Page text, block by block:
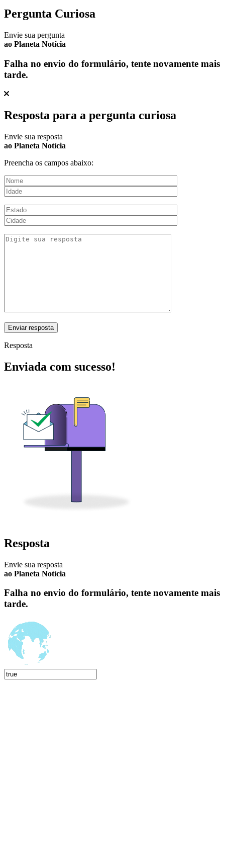
Pergunta Curiosa
Envie sua pergunta
ao Planeta Notícia
Falha no envio do formulário, tente novamente mais
tarde.
Resposta para a pergunta curiosa
Envie sua resposta
ao Planeta Notícia
Preencha os campos abaixo:
Resposta
Enviada com sucesso!
Resposta
Envie sua resposta
ao Planeta Notícia
Falha no envio do formulário, tente novamente mais
tarde.